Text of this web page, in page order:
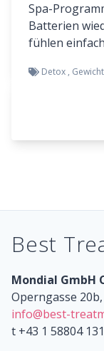
Spa-
Batterien
fühlen
Detox ,
Best
Mondial GmbH
Operngasse
info@best-
t +43 1 58804 131